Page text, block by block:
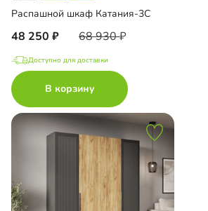
Распашной шкаф Катания-3С
48 250 68 930
Доступно для доставки
В корзину